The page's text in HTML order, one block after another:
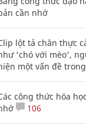
cần nhớ
lột tả chân thực
'chó với mèo',
một vấn đề
công thức hóa
106